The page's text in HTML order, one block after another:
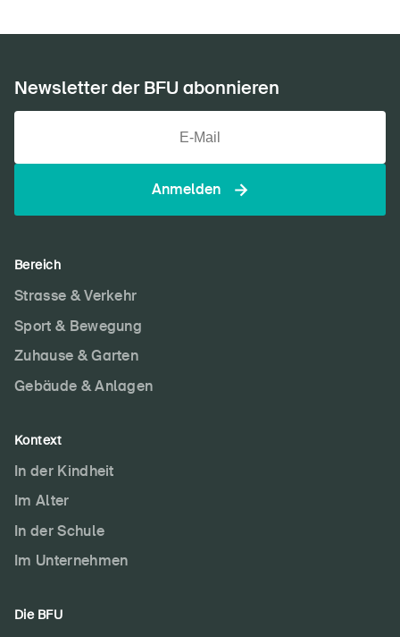
Newsletter der BFU abonnieren
Anmelden
Bereich
Strasse & Verkehr
Sport & Bewegung
Zuhause & Garten
Gebäude & Anlagen
Kontext
In der Kindheit
Im Alter
In der Schule
Im Unternehmen
Die BFU